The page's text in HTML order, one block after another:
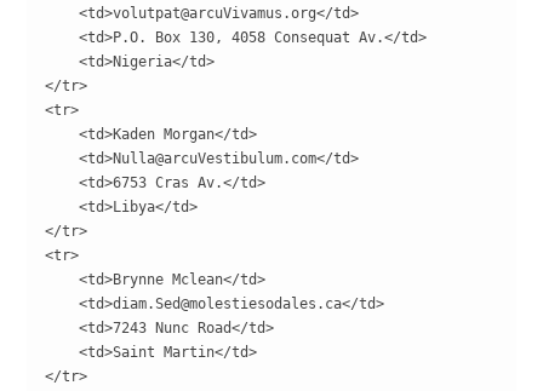
    <td>volutpat@arcuVivamus.org</td>
    <td>P.O. Box 130, 4058 Consequat Av.</td>
    <td>Nigeria</td>
</tr>
<tr>
    <td>Kaden Morgan</td>
    <td>Nulla@arcuVestibulum.com</td>
    <td>6753 Cras Av.</td>
    <td>Libya</td>
</tr>
<tr>
    <td>Brynne Mclean</td>
    <td>diam.Sed@molestiesodales.ca</td>
    <td>7243 Nunc Road</td>
    <td>Saint Martin</td>
</tr>